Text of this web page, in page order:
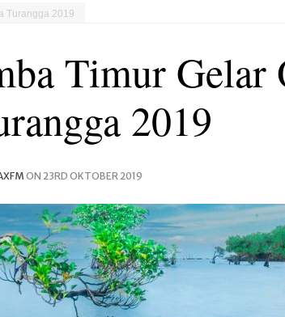
Turangga 2019
Timur Gelar
2019
ON 23RD OKTOBER 2019